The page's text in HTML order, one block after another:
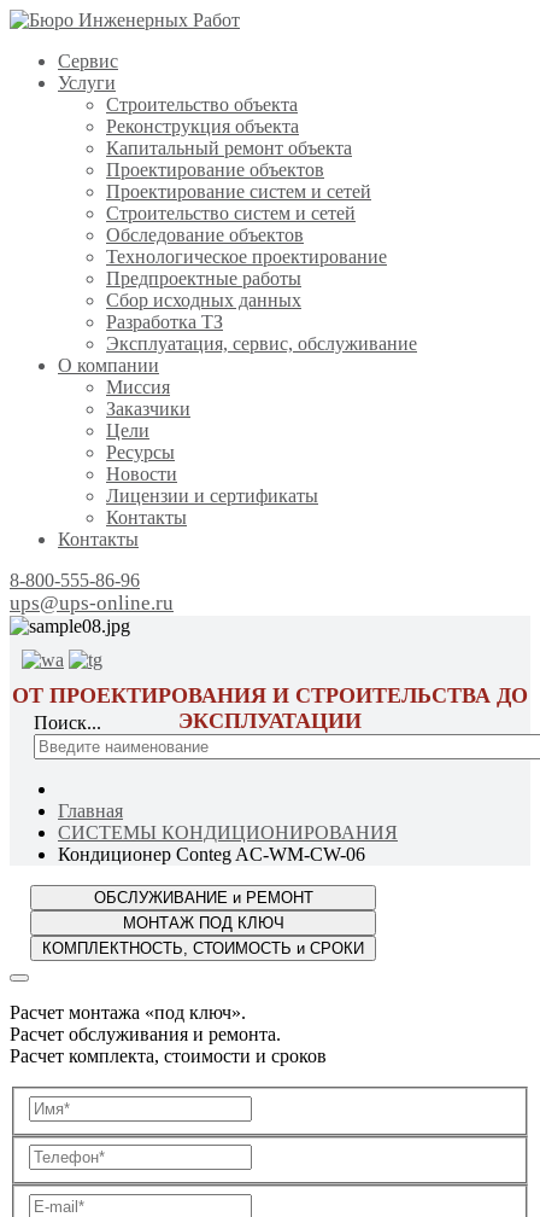
Сервис
Услуги
Строительство объекта
Реконструкция объекта
Капитальный ремонт объекта
Проектирование объектов
Проектирование систем и сетей
Строительство систем и сетей
Обследование объектов
Технологическое проектирование
Предпроектные работы
Сбор исходных данных
Разработка ТЗ
Эксплуатация, сервис, обслуживание
О компании
Миссия
Заказчики
Цели
Ресурсы
Новости
Лицензии и сертификаты
Контакты
Контакты
8-800-555-86-96
ups@ups-online.ru
ОТ ПРОЕКТИРОВАНИЯ И СТРОИТЕЛЬСТВА ДО
ЭКСПЛУАТАЦИИ
Поиск...
Главная
СИСТЕМЫ КОНДИЦИОНИРОВАНИЯ
Кондиционер Conteg AC-WM-CW-06
Расчет монтажа «под ключ».
Расчет обслуживания и ремонта.
Расчет комплекта, стоимости и сроков